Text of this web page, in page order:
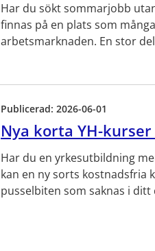
Har du sökt sommarjobb
finnas på en plats som
arbetsmarknaden. En stor
Publicerad: 2026-06-01
Nya korta YH-
Har du en yrkesutbildning
kan en ny sorts kostnadsfria
pusselbiten som saknas i ditt